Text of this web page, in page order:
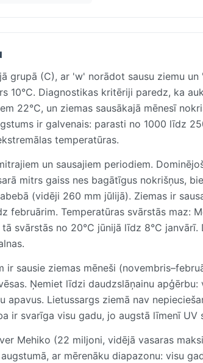
grupā (C), ar 'w' norādot sausu ziemu
10°C. Diagnostikas kritēriji paredz, ka
22°C, un ziemas sausākajā mēnesī
ir galvenais: parasti no 1000 līdz
temperatūras.
un sausajiem periodiem.
mitrs gaiss nes bagātīgus nokrišņus,
(vidēji 260 mm jūlijā). Ziemas ir
februārim. Temperatūras svārstās maz:
tā svārstās no 20°C jūnijā līdz 8°C
ir sausie ziemas mēneši
Ņemiet līdzi daudzslāņainu
apavus. Lietussargs ziemā nav
ir svarīga visu gadu, jo augstā līmenī UV
Mehiko (22 miljoni, vidējā vasaras
ar mērenāku diapazonu: visu